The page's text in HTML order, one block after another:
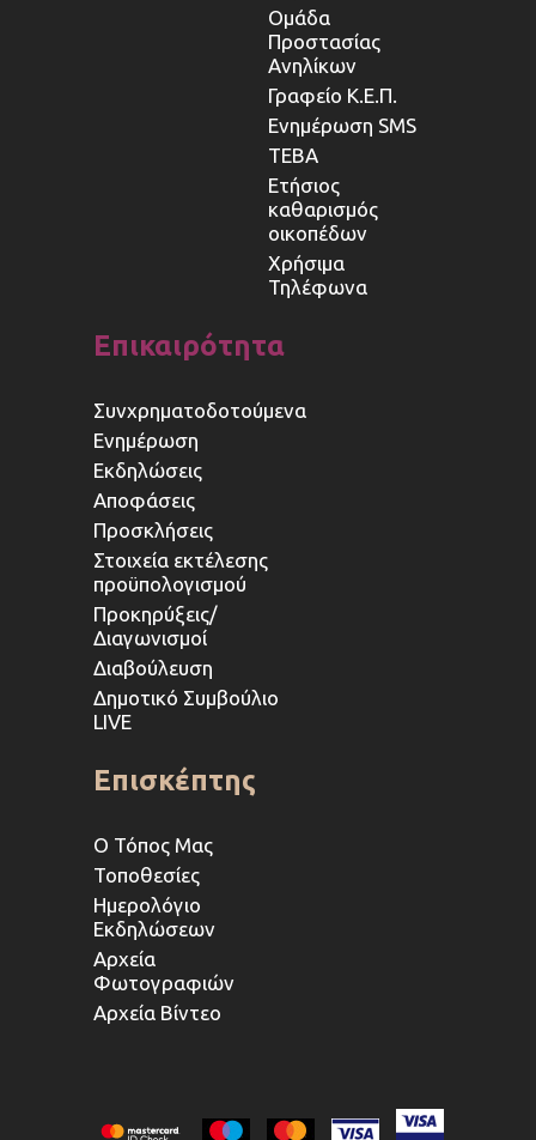
Ομάδα
Προστασίας
Ανηλίκων
Γραφείο Κ.Ε.Π.
Ενημέρωση SMS
ΤΕΒΑ
Ετήσιος
καθαρισμός
οικοπέδων
Χρήσιμα
Τηλέφωνα
Επικαιρότητα
Συνχρηματοδοτούμενα
Ενημέρωση
Εκδηλώσεις
Αποφάσεις
Προσκλήσεις
Στοιχεία εκτέλεσης
προϋπολογισμού
Προκηρύξεις/
Διαγωνισμοί
Διαβούλευση
Δημοτικό Συμβούλιο
LIVE
Επισκέπτης
Ο Τόπος Μας
Τοποθεσίες
Ημερολόγιο
Εκδηλώσεων
Αρχεία
Φωτογραφιών
Αρχεία Βίντεο